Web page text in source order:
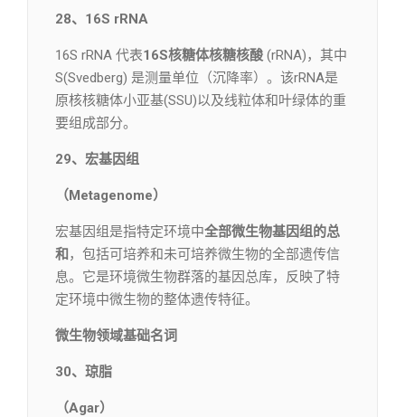
28、16S rRNA
16S rRNA 代表16S核糖体核糖核酸 (rRNA)，其中
S(Svedberg) 是测量单位（沉降率）。该rRNA是
原核核糖体小亚基(SSU)以及线粒体和叶绿体的重
要组成部分。
29、宏基因组
（Metagenome）
宏基因组是指特定环境中全部微生物基因组的总
和，包括可培养和未可培养微生物的全部遗传信
息。它是环境微生物群落的基因总库，反映了特
定环境中微生物的整体遗传特征。
微生物领域基础名词
30、琼脂
（Agar）